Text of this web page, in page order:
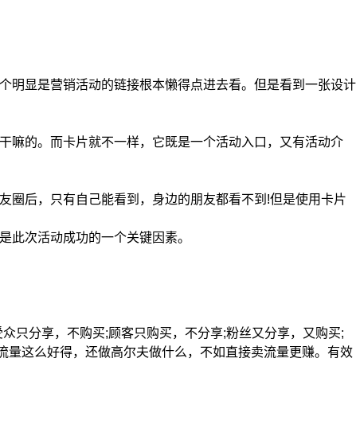
显是营销活动的链接根本懒得点进去看。但是看到一张设计
的。而卡片就不一样，它既是一个活动入口，又有活动介
后，只有自己能看到，身边的朋友都看不到!但是使用卡片
次活动成功的一个关键因素。
分享，不购买;顾客只购买，不分享;粉丝又分享，又购买;
这么好得，还做高尔夫做什么，不如直接卖流量更赚。有效